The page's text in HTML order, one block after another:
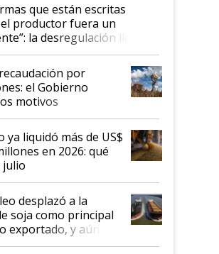
que están escritas
productor fuera un
la desregulación llegó
Aapresid y hasta se
financiamiento al IPCVA
por
el Gobierno
motivos
ya liquidó más de US$
en 2026: qué
julio
desplazó a la
soja como principal
exportado, y aún así
casi seis de cada